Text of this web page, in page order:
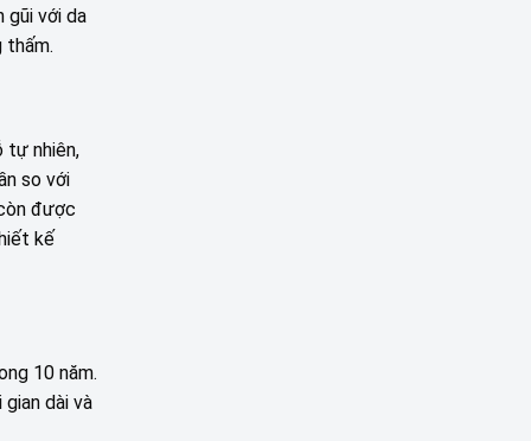
gũi với da
thấm.
tự nhiên,
so với
được
kế
10 năm.
dài và